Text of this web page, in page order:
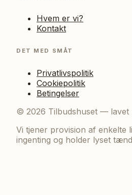
Hvem er vi?
Kontakt
DET MED SMÅT
Privatlivspolitik
Cookiepolitik
Betingelser
© 2026 Tilbudshuset — lavet
Vi tjener provision af enkelte
ingenting og holder lyset